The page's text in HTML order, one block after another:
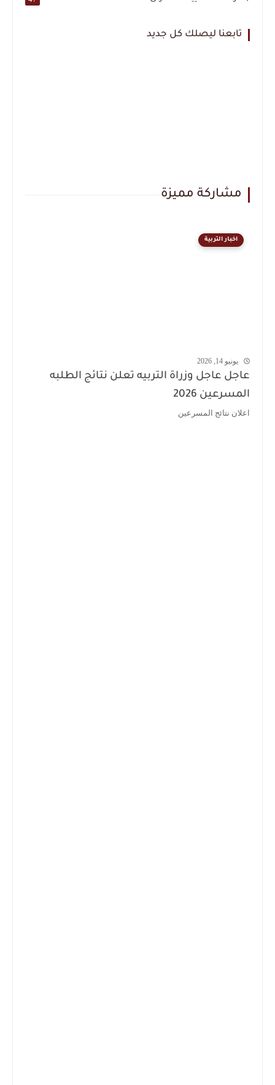
تابعنا ليصلك كل جديد
مشاركة مميزة
اخبار التربية
يونيو 14, 2026
عاجل عاجل وزراة التربيه تعلن نتائج الطلبه
المسرعين 2026
اعلان نتائج المسرعين